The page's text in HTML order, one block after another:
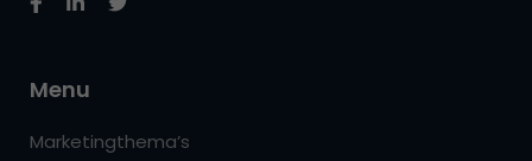
Menu
Marketingthema’s